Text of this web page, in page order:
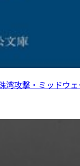
湾攻撃・ミッドウ